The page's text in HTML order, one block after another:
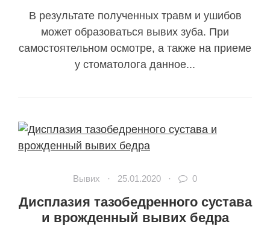
В результате полученных травм и ушибов
может образоваться вывих зуба. При
самостоятельном осмотре, а также на приеме
у стоматолога данное...
Вывих · 25.01.2020 · 0
Дисплазия тазобедренного сустава
и врожденный вывих бедра